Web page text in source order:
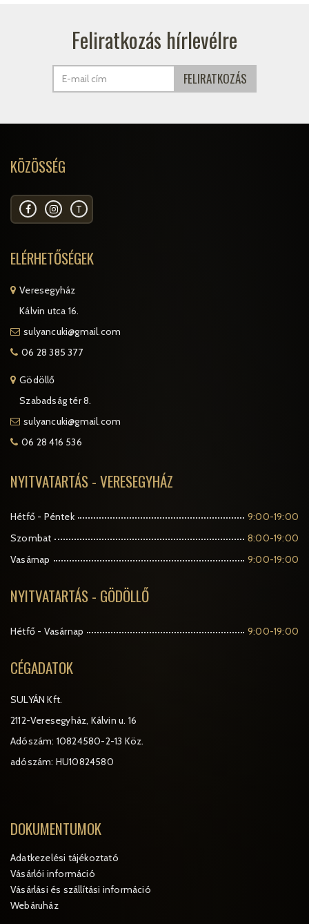
Feliratkozás hírlevélre
KÖZÖSSÉG
T
ELÉRHETŐSÉGEK
Veresegyház
Kálvin utca 16.
sulyancuki@gmail.com
06 28 385 377
Gödöllő
Szabadság tér 8.
sulyancuki@gmail.com
06 28 416 536
NYITVATARTÁS - VERESEGYHÁZ
Hétfő - Péntek
9:00-19:00
Szombat
8:00-19:00
Vasárnap
9:00-19:00
NYITVATARTÁS - GÖDÖLLŐ
Hétfő - Vasárnap 9:00-19:00
CÉGADATOK
SULYÁN Kft.
2112-Veresegyház, Kálvin u. 16
Adószám: 10824580-2-13 Köz.
adószám: HU10824580
DOKUMENTUMOK
Adatkezelési tájékoztató
Vásárlói információ
Vásárlási és szállítási információ
Webáruház